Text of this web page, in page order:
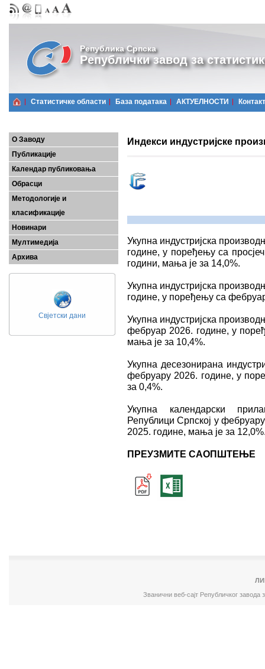
Република Српска
Републички завод за
Статистичке области Базa података АКТУЕЛНОСТИ Контакт
О Заводу
Публикације
Календар публиковања
Обрасци
Методологије и
класификације
Новинари
Мултимедија
Архива
Свјетски дани
Индекси индустријске
Укупна индустријска
године, у поређењу са
години, мања је за 14,0%.
Укупна индустријска
године, у поређењу са
Укупна индустријска
фебруар 2026. године, у
мања је за 10,4%.
Укупна десезонирана
фебруару 2026. године, у
за 0,4%.
Укупна календарски
Републици Српској у
2025. године, мања је за
ПРЕУЗМИТЕ САОПШТЕЊЕ
Званични веб-сајт Републичког